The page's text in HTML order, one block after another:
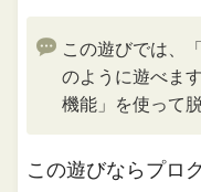
この遊びでは、
のように遊べま
機能」を使って
この遊びならプロ